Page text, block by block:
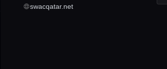
swacqatar.net